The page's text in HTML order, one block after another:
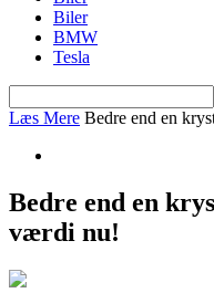
Biler
BMW
Tesla
Læs Mere Bedre end en
Bedre end en
værdi nu!